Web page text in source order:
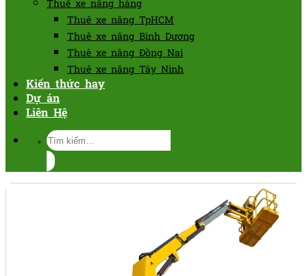
Thuê xe nâng hàng
Thuê xe nâng TpHCM
Thuê xe nâng Bình Dương
Thuê xe nâng Đồng Nai
Thuê xe nâng Tây Ninh
Kiến thức hay
Dự án
Liên Hệ
Tìm
kiếm: